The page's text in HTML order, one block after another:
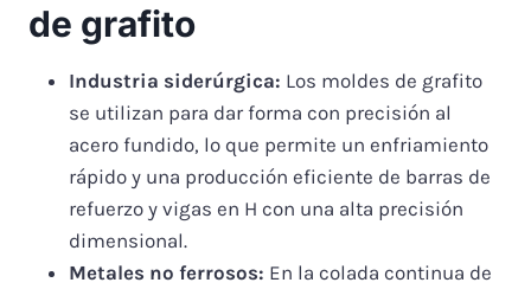
de grafito
Industria siderúrgica: Los moldes de grafito
se utilizan para dar forma con precisión al
acero fundido, lo que permite un enfriamiento
rápido y una producción eficiente de barras de
refuerzo y vigas en H con una alta precisión
dimensional.
Metales no ferrosos: En la colada continua de